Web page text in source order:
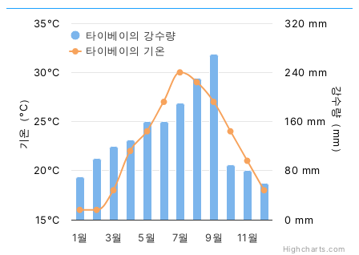
기온（°C） 강수량（mm）
타이베이의 강수량
타이베이의 기온
1월 3월 5월 7월 9월 11월
15°C
20°C
25°C
30°C
35°C
0 mm
80 mm
160 mm
240 mm
320 mm
Highcharts.com